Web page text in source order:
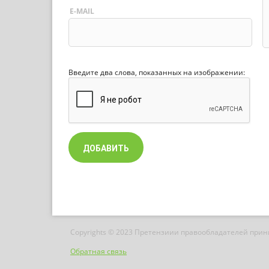
E-MAIL
Введите два слова, показанных на изображении:
Copyrights © 2023 Претензиии правообладателей
Обратная связь